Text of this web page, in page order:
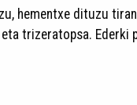
hementxe dituzu
trizeratopsa. Ederki